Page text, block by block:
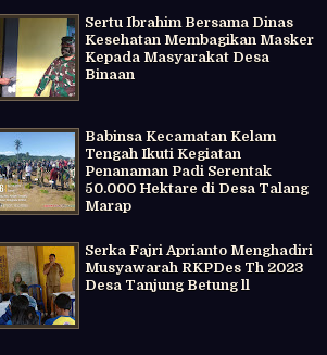
Sertu Ibrahim Bersama Dinas
Kesehatan Membagikan Masker
Kepada Masyarakat Desa
Binaan
Babinsa Kecamatan Kelam
Tengah Ikuti Kegiatan
Penanaman Padi Serentak
50.000 Hektare di Desa Talang
Marap
Serka Fajri Aprianto Menghadiri
Musyawarah RKPDes Th 2023
Desa Tanjung Betung ll